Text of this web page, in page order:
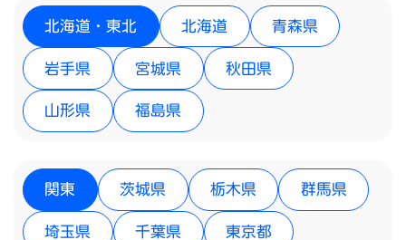
北海道・東北 北海道 青森県
岩手県 宮城県 秋田県
山形県 福島県
関東 茨城県 栃木県 群馬県
埼玉県 千葉県 東京都